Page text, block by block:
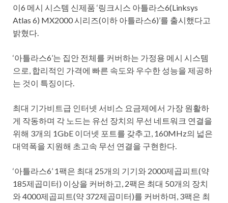
이6 메시 시스템 신제품 ‘링크시스 아틀라스6(Linksys
Atlas 6) MX2000 시리즈(이하 아틀라스6)’를 출시했다고
밝혔다.
‘아틀라스6’는 집안 전체를 커버하는 가정용 메시 시스템
으로, 합리적인 가격에 빠른 속도와 우수한 성능을 제공하
는 것이 특징이다.
최대 기가비트급 인터넷 서비스 요금제에서 가장 원활하
게 작동하며 각 노드는 유선 장치의 무선 네트워크 연결을
위해 3개의 1GbE 이더넷 포트를 갖추고, 160MHz의 넓은
대역폭을 지원해 초고속 무선 연결을 구현한다.
‘아틀라스6’ 1팩은 최대 25개의 기기와 2000제곱피트(약
185제곱미터) 이상을 커버하고, 2팩은 최대 50개의 장치
와 4000제곱피트(약 372제곱미터)를 커버하며, 3팩은 최